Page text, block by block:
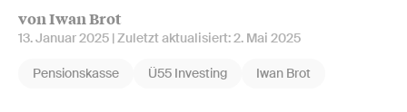
von Iwan Brot
13. Januar 2025 | Zuletzt aktualisiert:2. Mai 2025
Pensionskasse Ü55 Investing Iwan Brot